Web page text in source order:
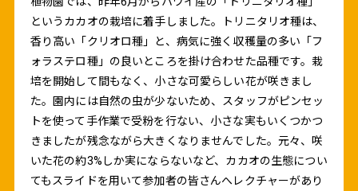
というカカオの栽培に着手しました。トリニタリオ種は、
香り高い「クリオロ種」と、病気に強く収穫量の多い「フ
ォラステロ種」の良いところを掛け合わせた品種です。栽
培を開始して間もなく、小さな可愛らしい花が咲きまし
た。園内には自然の虫が少ないため、スタッフがピンセッ
トを使って手作業で受粉を行ない、小さな実もいくつかつ
きましたが残念ながら大きくなりませんでした。元々、咲
いた花の約3%しか実にならないなど、カカオの生態につい
てもスライドを用いて参加者の皆さんへレクチャーがあり